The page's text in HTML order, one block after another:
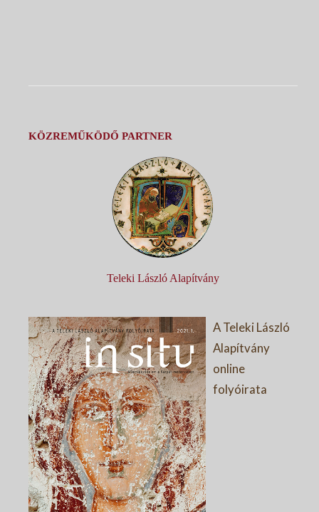
KÖZREMŰKÖDŐ PARTNER
Teleki László Alapítvány
A Teleki László
Alapítvány
online
folyóirata